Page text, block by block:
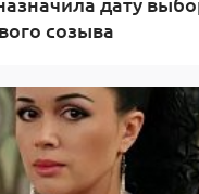
созыва